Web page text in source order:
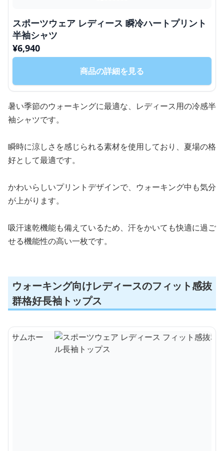
スポーツウェア レディース 瞬冷ハートプリント
半袖シャツ
¥6,940
商品の詳細を見る
暑い季節のウォーキングに最適な、レディース用の冷感半
袖シャツです。
瞬時に涼しさを感じられる素材を使用しており、夏場の格
好として最適です。
かわいらしいプリントデザインで、ウォーキング中も気分
が上がります。
吸汗速乾機能も備えているため、汗をかいても快適に過ご
せる機能性の高い一枚です。
ウォーキング向けレディースのフィット感抜
群格好長袖トップス